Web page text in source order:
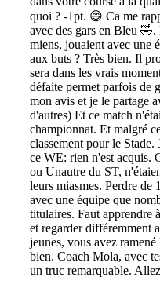
quoi ? -1pt. 😄 Ca me
avec des gars en Bleu
miens, jouaient avec une
aux buts ? Très bien. Il
sera dans les vrais
défaite permet parfois de
mon avis et je le partage
d'autres) Et ce match
championnat. Et malgré
classement pour le Stade.
ce WE: rien n'est acquis.
ou Unautre du ST,
leurs miasmes. Perdre
avec une équipe que
titulaires. Faut apprendre
et regarder différemment
jeunes, vous avez
bien. Coach Mola, avec
un truc remarquable.